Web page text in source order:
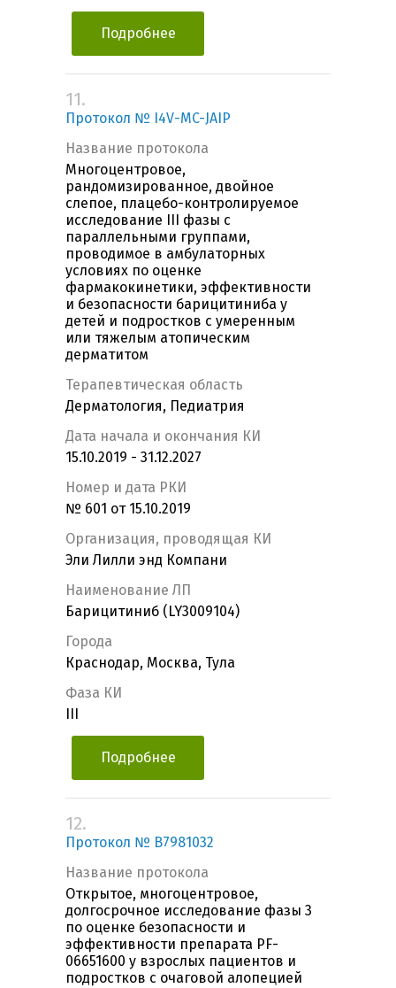
Подробнее
11.
Протокол № I4V-MC-JAIP
Название протокола
Многоцентровое,
рандомизированное, двойное
слепое, плацебо-контролируемое
исследование III фазы с
параллельными группами,
проводимое в амбулаторных
условиях по оценке
фармакокинетики, эффективности
и безопасности барицитиниба у
детей и подростков с умеренным
или тяжелым атопическим
дерматитом
Терапевтическая область
Дерматология, Педиатрия
Дата начала и окончания КИ
15.10.2019 - 31.12.2027
Номер и дата РКИ
№ 601 от 15.10.2019
Организация, проводящая КИ
Эли Лилли энд Компани
Наименование ЛП
Барицитиниб (LY3009104)
Города
Краснодар, Москва, Тула
Фаза КИ
Подробнее
12.
Протокол № B7981032
Название протокола
Открытое, многоцентровое,
долгосрочное исследование фазы 3
по оценке безопасности и
эффективности препарата PF-
06651600 у взрослых пациентов и
подростков с очаговой алопецией